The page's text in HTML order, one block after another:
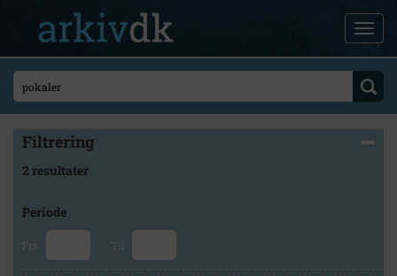
Filtrering
2 resultater
Periode
Fra Til